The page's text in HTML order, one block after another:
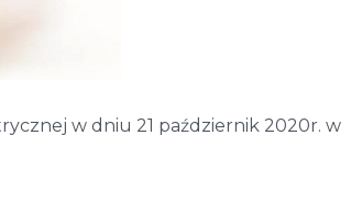
w dniu 21 październik 2020r. w